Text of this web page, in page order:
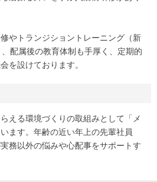
やトランジショントレーニング（新
配属後の教育体制も手厚く、定期的
を設けております。
える環境づくりの取組みとして「メ
ます。年齢の近い年上の先輩社員
務以外の悩みや心配事をサポートす